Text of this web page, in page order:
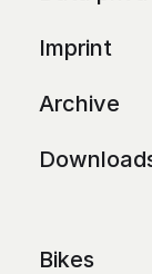
Imprint
Archive
Bikes